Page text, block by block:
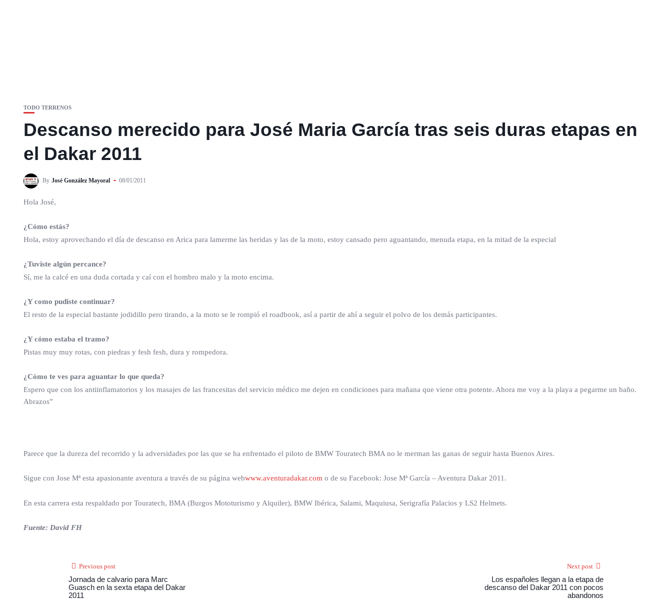
TODO TERRENOS
Descanso merecido para José Maria García tras seis duras etapas en
el Dakar 2011
By José González Mayoral 08/01/2011
Hola José,
¿Cómo estás?
Hola, estoy aprovechando el día de descanso en Arica para lamerme las heridas y las de la moto, estoy cansado pero aguantando, menuda etapa, en la mitad de la especial
¿Tuviste algún percance?
Sí, me la calcé en una duda cortada y caí con el hombro malo y la moto encima.
¿Y como pudiste continuar?
El resto de la especial bastante jodidillo pero tirando, a la moto se le rompió el roadbook, así a partir de ahí a seguir el polvo de los demás participantes.
¿Y cómo estaba el tramo?
Pistas muy muy rotas, con piedras y fesh fesh, dura y rompedora.
¿Cómo te ves para aguantar lo que queda?
Espero que con los antiinflamatorios y los masajes de las francesitas del servicio médico me dejen en condiciones para mañana que viene otra potente. Ahora me voy a la playa a pegarme un baño.
Abrazos”
Parece que la dureza del recorrido y la adversidades por las que se ha enfrentado el piloto de BMW Touratech BMA no le merman las ganas de seguir hasta Buenos Aires.
Sigue con Jose Mª esta apasionante aventura a través de su página webwww.aventuradakar.com o de su Facebook: Jose Mª García – Aventura Dakar 2011.
En esta carrera esta respaldado por Touratech, BMA (Burgos Mototurismo y Alquiler), BMW Ibérica, Salami, Maquiusa, Serigrafía Palacios y LS2 Helmets.
Fuente: David FH
Previous post
Jornada de calvario para Marc
Guasch en la sexta etapa del Dakar
2011
Next post
Los españoles llegan a la etapa de
descanso del Dakar 2011 con pocos
abandonos